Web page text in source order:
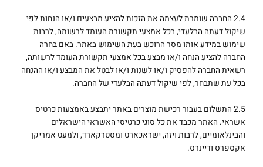
2.4 החברה שומרת לעצמה את הזכות להציע מבצעים ו/או הנחות לפי
שיקול דעתה הבלעדי, בכל אמצעי תקשורת העומד לרשותה, לרבות
שימוש במידע אותו מסר הרוכש בעת השימוש באתר. באם בחרה
החברה להציע הנחה ו/או מבצע בכל אמצעי תקשורת העומד לרשותה,
רשאית החברה להפסיק ו/או לשנות ו/או לבטל את המבצע ו/או ההנחה
בכל עת שתבחר, לפי שיקול דעתה הבלעדי של החברה.
2.5 התשלום בעבור רכישת מוצרים באתר יתבצע באמצעות כרטיס
אשראי. האתר מכבד את כל סוגי כרטיסי האשראי הישראלים
והבינלאומיים, לרבות ויזה, ישראכארט ומסטרקארד, ולמעט אמריקן
אקספרס ודיינרס.